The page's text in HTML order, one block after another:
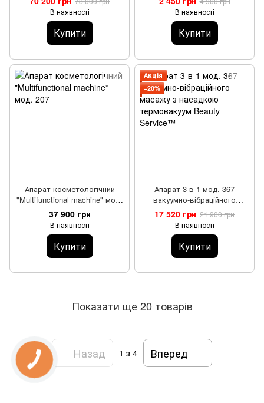
В наявності
Купити
В наявності
Купити
Апарат косметологічний
"Multifunctional machine" мод.
207
37 900 грн
В наявності
Купити
Акція
−20%
Апарат 3-в-1 мод. 367
вакуумно-вібраційного
масажу з насадкою
термовакуум Beauty
Service™
17 520 грн 21 900 грн
В наявності
Купити
Показати ще 20 товарів
Назад 1 з 4 Вперед